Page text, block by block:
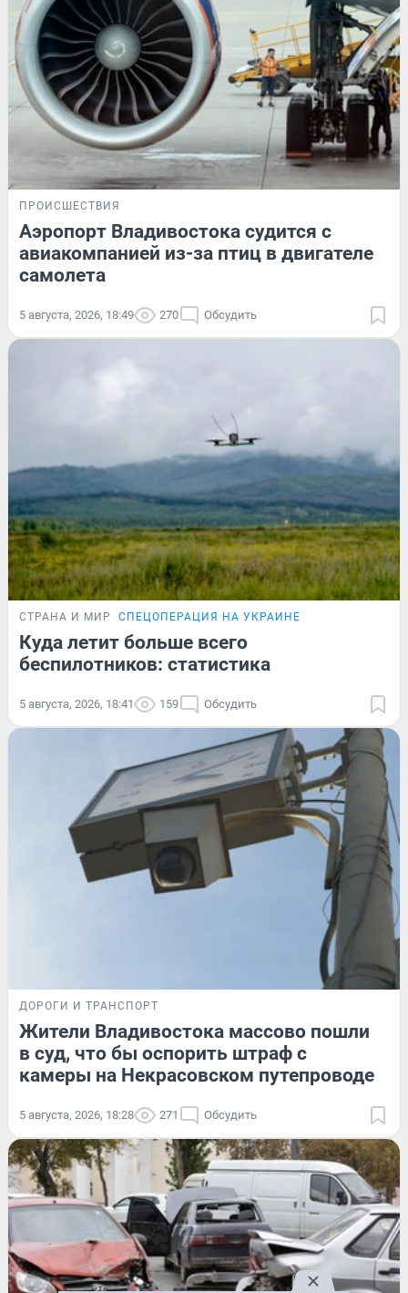
ПРОИСШЕСТВИЯ
Аэропорт Владивостока судится с
авиакомпанией из-за птиц в двигателе
самолета
5 августа, 2026, 18:49 270 Обсудить
СТРАНА И МИР СПЕЦОПЕРАЦИЯ НА УКРАИНЕ
Куда летит больше всего
беспилотников: статистика
5 августа, 2026, 18:41 159 Обсудить
ДОРОГИ И ТРАНСПОРТ
Жители Владивостока массово пошли
в суд, что бы оспорить штраф с
камеры на Некрасовском путепроводе
5 августа, 2026, 18:28 271 Обсудить